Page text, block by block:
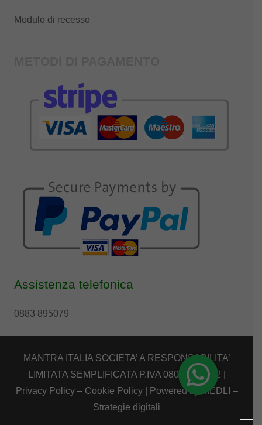
Modulo di recesso
Assistenza telefonica
0883 895079
MANTRA ITALIA SOCIETA’ A RESPONSABILITA’
LIMITATA SEMPLIFICATA P.IVA 08039880722 |
Privacy Policy– Cookie Policy| Powered by
MEDLI –
Strategie digitali